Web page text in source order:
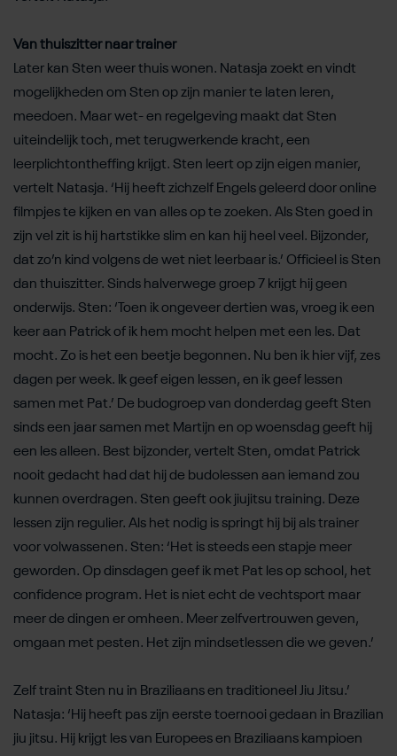
Van thuiszitter naar trainer
Later kan Sten weer thuis wonen. Natasja zoekt en vindt
mogelijkheden om Sten op zijn manier te laten leren,
meedoen. Maar wet- en regelgeving maakt dat Sten
uiteindelijk toch, met terugwerkende kracht, een
leerplichtontheffing krijgt. Sten leert op zijn eigen manier,
vertelt Natasja. ‘Hij heeft zichzelf Engels geleerd door online
filmpjes te kijken en van alles op te zoeken. Als Sten goed in
zijn vel zit is hij hartstikke slim en kan hij heel veel. Bijzonder,
dat zo’n kind volgens de wet niet leerbaar is.’ Officieel is Sten
dan thuiszitter. Sinds halverwege groep 7 krijgt hij geen
onderwijs. Sten: ‘Toen ik ongeveer dertien was, vroeg ik een
keer aan Patrick of ik hem mocht helpen met een les. Dat
mocht. Zo is het een beetje begonnen. Nu ben ik hier vijf, zes
dagen per week. Ik geef eigen lessen, en ik geef lessen
samen met Pat.’ De budogroep van donderdag geeft Sten
sinds een jaar samen met Martijn en op woensdag geeft hij
een les alleen. Best bijzonder, vertelt Sten, omdat Patrick
nooit gedacht had dat hij de budolessen aan iemand zou
kunnen overdragen. Sten geeft ook jiujitsu training. Deze
lessen zijn regulier. Als het nodig is springt hij bij als trainer
voor volwassenen. Sten: ‘Het is steeds een stapje meer
geworden. Op dinsdagen geef ik met Pat les op school, het
confidence program. Het is niet echt de vechtsport maar
meer de dingen er omheen. Meer zelfvertrouwen geven,
omgaan met pesten. Het zijn mindsetlessen die we geven.’
Zelf traint Sten nu in Braziliaans en traditioneel Jiu Jitsu.’
Natasja: ‘Hij heeft pas zijn eerste toernooi gedaan in Brazilian
jiu jitsu. Hij krijgt les van Europees en Braziliaans kampioen